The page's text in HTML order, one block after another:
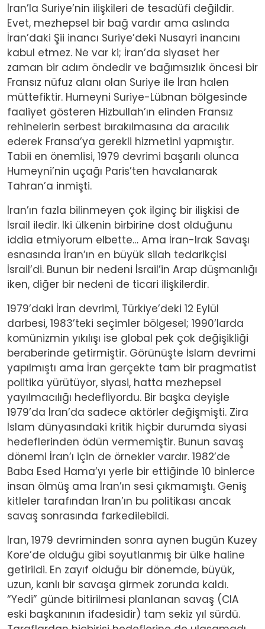
İran’la Suriye’nin ilişkileri de tesadüfi değildir.
Evet, mezhepsel bir bağ vardır ama aslında
İran’daki Şii inancı Suriye’deki Nusayri inancını
kabul etmez. Ne var ki; İran’da siyaset her
zaman bir adım öndedir ve bağımsızlık öncesi bir
Fransız nüfuz alanı olan Suriye ile İran halen
müttefiktir. Humeyni Suriye-Lübnan bölgesinde
faaliyet gösteren Hizbullah’ın elinden Fransız
rehinelerin serbest bırakılmasına da aracılık
ederek Fransa’ya gerekli hizmetini yapmıştır.
Tabii en önemlisi, 1979 devrimi başarılı olunca
Humeyni’nin uçağı Paris’ten havalanarak
Tahran’a inmişti.
İran’ın fazla bilinmeyen çok ilginç bir ilişkisi de
İsrail iledir. İki ülkenin birbirine dost olduğunu
iddia etmiyorum elbette… Ama İran-Irak Savaşı
esnasında İran’ın en büyük silah tedarikçisi
İsrail’di. Bunun bir nedeni İsrail’in Arap düşmanlığı
iken, diğer bir nedeni de ticari ilişkilerdir.
1979’daki İran devrimi, Türkiye’deki 12 Eylül
darbesi, 1983’teki seçimler bölgesel; 1990’larda
komünizmin yıkılışı ise global pek çok değişikliği
beraberinde getirmiştir. Görünüşte İslam devrimi
yapılmıştı ama İran gerçekte tam bir pragmatist
politika yürütüyor, siyasi, hatta mezhepsel
yayılmacılığı hedefliyordu. Bir başka deyişle
1979’da İran’da sadece aktörler değişmişti. Zira
İslam dünyasındaki kritik hiçbir durumda siyasi
hedeflerinden ödün vermemiştir. Bunun savaş
dönemi İran’ı için de örnekler vardır. 1982’de
Baba Esed Hama’yı yerle bir ettiğinde 10 binlerce
insan ölmüş ama İran’ın sesi çıkmamıştı. Geniş
kitleler tarafından İran’ın bu politikası ancak
savaş sonrasında farkedilebildi.
İran, 1979 devriminden sonra aynen bugün Kuzey
Kore’de olduğu gibi soyutlanmış bir ülke haline
getirildi. En zayıf olduğu bir dönemde, büyük,
uzun, kanlı bir savaşa girmek zorunda kaldı.
“Yedi” günde bitirilmesi planlanan savaş (CIA
eski başkanının ifadesidir) tam sekiz yıl sürdü.